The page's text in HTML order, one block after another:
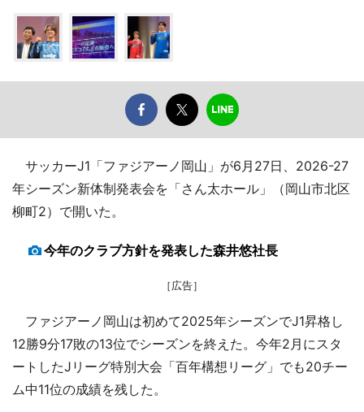
サッカーJ1「ファジアーノ岡山」が6月27日、2026-27
年シーズン新体制発表会を「さん太ホール」（岡山市北区
柳町2）で開いた。
今年のクラブ方針を発表した森井悠社長
［広告］
ファジアーノ岡山は初めて2025年シーズンでJ1昇格し
12勝9分17敗の13位でシーズンを終えた。今年2月にスタ
ートしたJリーグ特別大会「百年構想リーグ」でも20チー
ム中11位の成績を残した。